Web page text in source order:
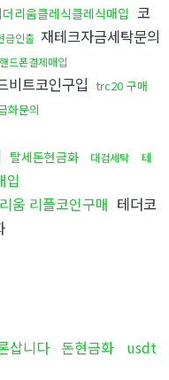
더리움클레식클레식매입 코
금인출 재테크자금세탁문의
핸드폰결제매입
비트코인구입 trc20 구매
화문의
탈세돈현금화 대검세탁
테
입
움 리플코인구매 테더코
삽니다 돈현금화
usdt